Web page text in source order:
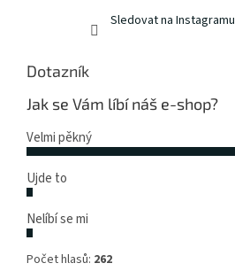
Sledovat na Instagramu
Dotazník
Jak se Vám líbí náš e-shop?
Velmi pěkný
Ujde to
Nelíbí se mi
Počet hlasů: 262